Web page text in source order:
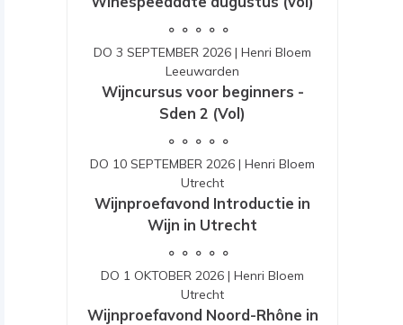
DO 3 SEPTEMBER 2026 | Henri Bloem
Leeuwarden
Wijncursus voor beginners -
Sden 2 (Vol)
DO 10 SEPTEMBER 2026 | Henri Bloem
Utrecht
Wijnproefavond Introductie in
Wijn in Utrecht
DO 1 OKTOBER 2026 | Henri Bloem
Utrecht
Wijnproefavond Noord-Rhône in